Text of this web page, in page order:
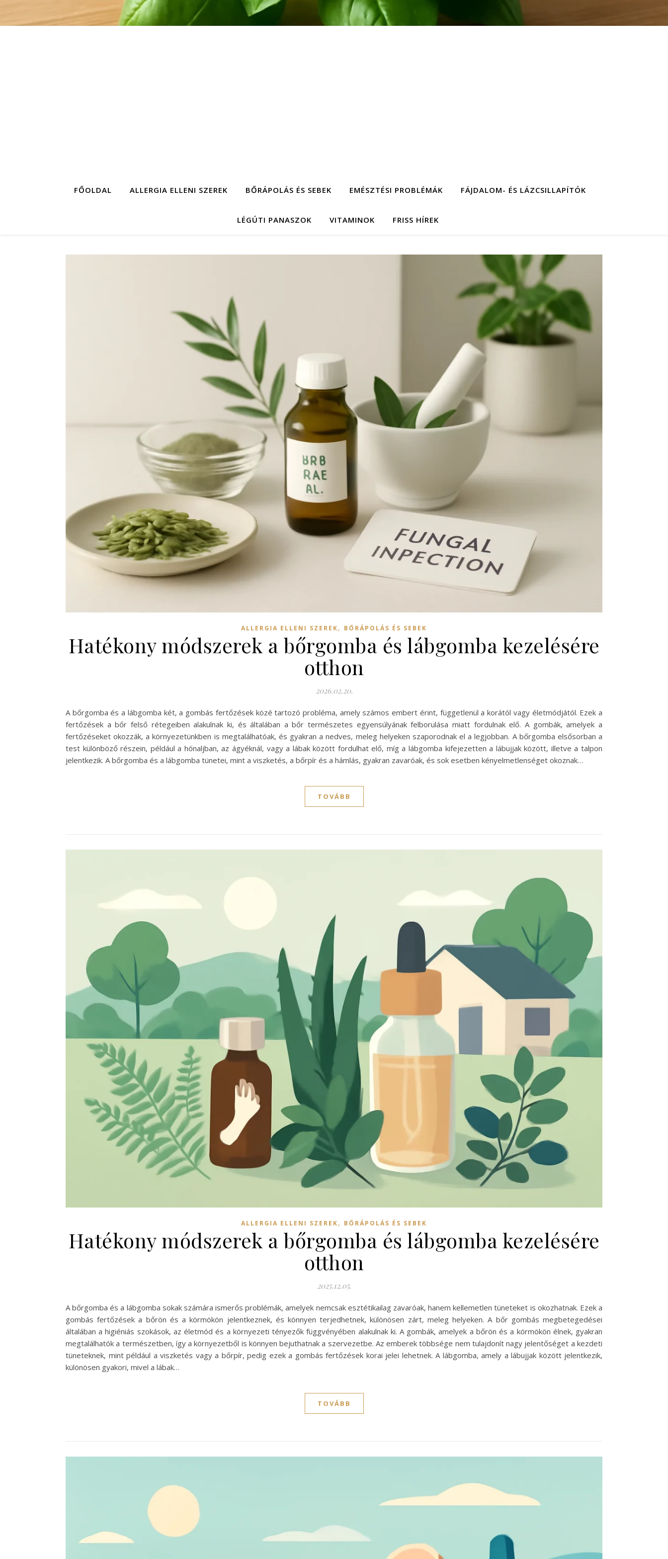
FŐOLDAL ALLERGIA ELLENI SZEREK BŐRÁPOLÁS ÉS SEBEK EMÉSZTÉSI PROBLÉMÁK FÁJDALOM- ÉS LÁZCSILLAPÍTÓK
LÉGÚTI PANASZOK VITAMINOK FRISS HÍREK
ALLERGIA ELLENI SZEREK, BŐRÁPOLÁS ÉS SEBEK
Hatékony módszerek a bőrgomba és lábgomba kezelésére
otthon
2026.02.20.
A bőrgomba és a lábgomba két, a gombás fertőzések közé tartozó probléma, amely számos embert érint, függetlenül a korától vagy életmódjától. Ezek a
fertőzések a bőr felső rétegeiben alakulnak ki, és általában a bőr természetes egyensúlyának felborulása miatt fordulnak elő. A gombák, amelyek a
fertőzéseket okozzák, a környezetünkben is megtalálhatóak, és gyakran a nedves, meleg helyeken szaporodnak el a legjobban. A bőrgomba elsősorban a
test különböző részein, például a hónaljban, az ágyéknál, vagy a lábak között fordulhat elő, míg a lábgomba kifejezetten a lábujjak között, illetve a talpon
jelentkezik. A bőrgomba és a lábgomba tünetei, mint a viszketés, a bőrpír és a hámlás, gyakran zavaróak, és sok esetben kényelmetlenséget okoznak…
TOVÁBB
ALLERGIA ELLENI SZEREK, BŐRÁPOLÁS ÉS SEBEK
Hatékony módszerek a bőrgomba és lábgomba kezelésére
otthon
2025.12.05.
A bőrgomba és a lábgomba sokak számára ismerős problémák, amelyek nemcsak esztétikailag zavaróak, hanem kellemetlen tüneteket is okozhatnak. Ezek a
gombás fertőzések a bőrön és a körmökön jelentkeznek, és könnyen terjedhetnek, különösen zárt, meleg helyeken. A bőr gombás megbetegedései
általában a higiéniás szokások, az életmód és a környezeti tényezők függvényében alakulnak ki. A gombák, amelyek a bőrön és a körmökön élnek, gyakran
megtalálhatók a természetben, így a környezetből is könnyen bejuthatnak a szervezetbe. Az emberek többsége nem tulajdonít nagy jelentőséget a kezdeti
tüneteknek, mint például a viszketés vagy a bőrpír, pedig ezek a gombás fertőzések korai jelei lehetnek. A lábgomba, amely a lábujjak között jelentkezik,
különösen gyakori, mivel a lábak…
TOVÁBB